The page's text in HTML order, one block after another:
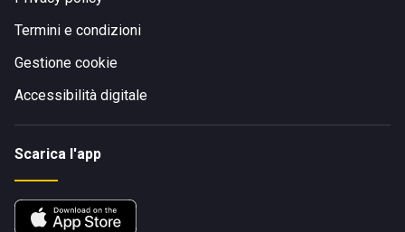
Termini e condizioni
Gestione cookie
Accessibilità digitale
Scarica l'app